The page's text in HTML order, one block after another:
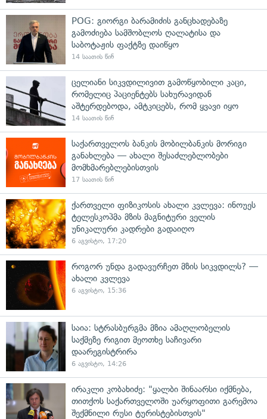
POG: გიორგი ბარამიძის განცხადებაზე
გამოძიება სამშობლოს ღალატისა და
საბოტაჟის ფაქტზე დაიწყო
14 საათის წინ
ცელიანი სიკვდილივით გამოწყობილი კაცი,
რომელიც პაციენტებს სახურავიდან
აშტერდებოდა, ამტკიცებს, რომ ყვავი იყო
14 საათის წინ
საქართველოს ბანკის მობილბანკის მორიგი
განახლება — ახალი შესაძლებლობები
მომხმარებლებისთვის
17 საათის წინ
ქართველი ფიზიკოსის ახალი კვლევა: ინოუეს
ტელესკოპმა მზის მაგნიტური ველის
უნიკალური კადრები გადაიღო
6 აგვისტო, 17:20
როგორ უნდა გადავურჩეთ მზის სიკვდილს? —
ახალი კვლევა
6 აგვისტო, 15:36
საია: სტრასბურგმა მზია ამაღლობელის
საქმეზე რიგით მეოთხე საჩივარი
დაარეგისტრირა
6 აგვისტო, 14:26
ირაკლი კობახიძე: "ყალბი შინაარსი იქმნება,
თითქოს საქართველოში უარყოფითი გარემოა
შექმნილი რუსი ტურისტებისთვის"